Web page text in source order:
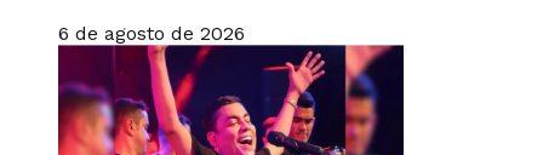
6 de agosto de 2026